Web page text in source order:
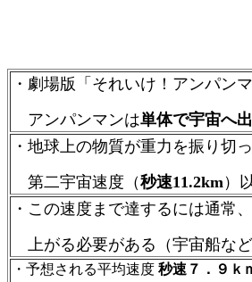
・劇場版「それいけ！アンパン
アンパンマンは単体で宇宙へ
・地球上の物質が重力を振り切
第二宇宙速度（秒速11.2km）
・この速度まで達するには通常、
上がる必要がある（宇宙船など
・予想される平均速度 秒速７．９ｋ